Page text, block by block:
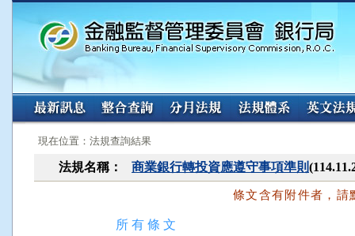
:::
現在位置：法規查詢結果
法規名稱： 商業銀行轉投資應遵守事項準則
條文含有附件者，請
所 有 條 文